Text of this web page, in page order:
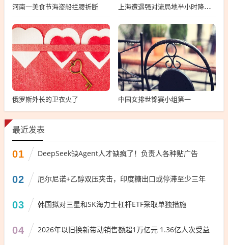
河南一美食节海盗船拦腰折断 上海遭遇强对流局地半小时降温13℃
俄罗斯外长的卫衣火了 中国女排世锦赛小组第一
最近发表
01 DeepSeek缺Agent人才缺疯了！负责人各种贴广告
02 厄尔尼诺+乙醇双压夹击，印度糖出口或停滞至少三年
03 韩国拟对三星和SK海力士杠杆ETF采取单独措施
04 2026年以旧换新带动销售额超1万亿元 1.36亿人次受益